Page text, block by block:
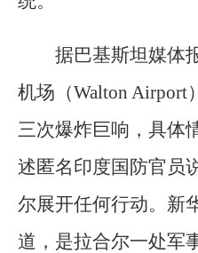
据巴基斯坦媒体
机场（Walton Airport
三次爆炸巨响，具体
述匿名印度国防官员
尔展开任何行动。新
道，是拉合尔一处军